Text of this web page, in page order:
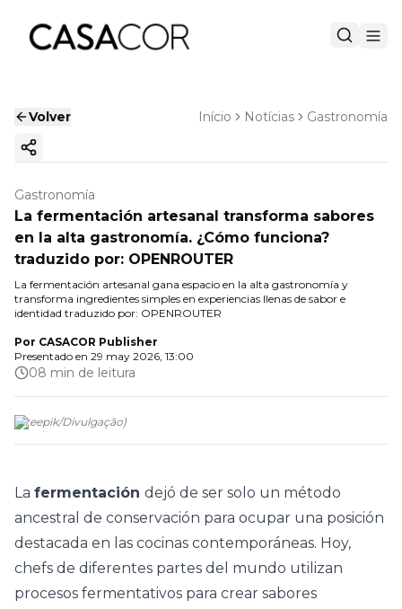
Volver Início Notícias Gastronomía
Copiar enlace
Gastronomía
La fermentación artesanal transforma sabores
en la alta gastronomía. ¿Cómo funciona?
traduzido por: OPENROUTER
La fermentación artesanal gana espacio en la alta gastronomía y
transforma ingredientes simples en experiencias llenas de sabor e
identidad traduzido por: OPENROUTER
Por CASACOR Publisher
Presentado en 29 may 2026, 13:00
08 min de leitura
(Freepik/Divulgação)
La fermentación dejó de ser solo un método
ancestral de conservación para ocupar una posición
destacada en las cocinas contemporáneas. Hoy,
chefs de diferentes partes del mundo utilizan
procesos fermentativos para crear sabores